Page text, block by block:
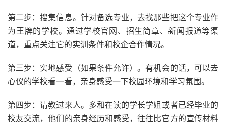
第二步：搜集信息。针对备选专业，去找那些把这个专业作
为王牌的学校。通过学校官网、招生简章、新闻报道等渠
道，重点关注它的实训条件和校企合作情况。
第三步：实地感受（如果条件允许）。有机会的话，可以去
心仪的学校看一看，亲身感受一下校园环境和学习氛围。
第四步：请教过来人。多和在读的学长学姐或者已经毕业的
校友交流，他们的亲身经历和感受，往往比官方的宣传材料